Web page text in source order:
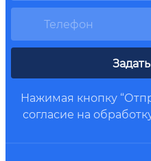
Нажимая кнопку
согласие на